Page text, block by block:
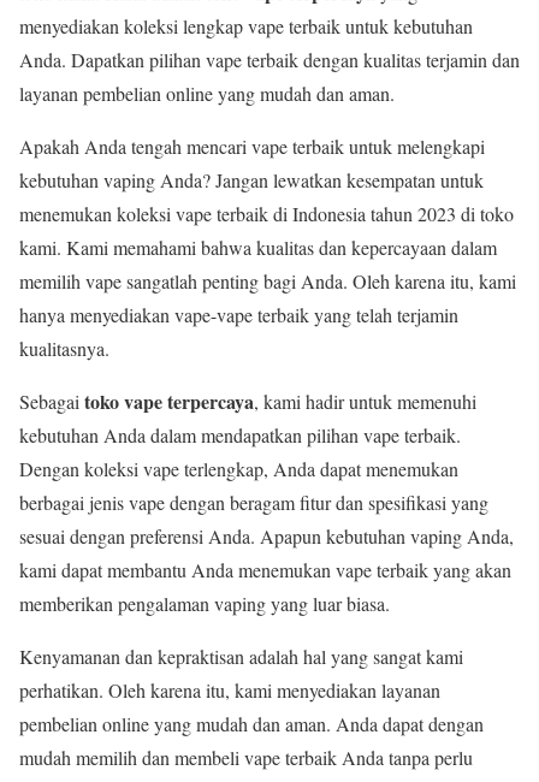
menyediakan koleksi lengkap vape terbaik untuk kebutuhan
Anda. Dapatkan pilihan vape terbaik dengan kualitas terjamin dan
layanan pembelian online yang mudah dan aman.
Apakah Anda tengah mencari vape terbaik untuk melengkapi
kebutuhan vaping Anda? Jangan lewatkan kesempatan untuk
menemukan koleksi vape terbaik di Indonesia tahun 2023 di toko
kami. Kami memahami bahwa kualitas dan kepercayaan dalam
memilih vape sangatlah penting bagi Anda. Oleh karena itu, kami
hanya menyediakan vape-vape terbaik yang telah terjamin
kualitasnya.
Sebagai toko vape terpercaya, kami hadir untuk memenuhi
kebutuhan Anda dalam mendapatkan pilihan vape terbaik.
Dengan koleksi vape terlengkap, Anda dapat menemukan
berbagai jenis vape dengan beragam fitur dan spesifikasi yang
sesuai dengan preferensi Anda. Apapun kebutuhan vaping Anda,
kami dapat membantu Anda menemukan vape terbaik yang akan
memberikan pengalaman vaping yang luar biasa.
Kenyamanan dan kepraktisan adalah hal yang sangat kami
perhatikan. Oleh karena itu, kami menyediakan layanan
pembelian online yang mudah dan aman. Anda dapat dengan
mudah memilih dan membeli vape terbaik Anda tanpa perlu